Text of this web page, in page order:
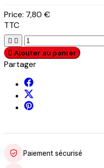
Price: 7,80 €
TTC
 
 Ajouter au panier
Partager
Paiement sécurisé